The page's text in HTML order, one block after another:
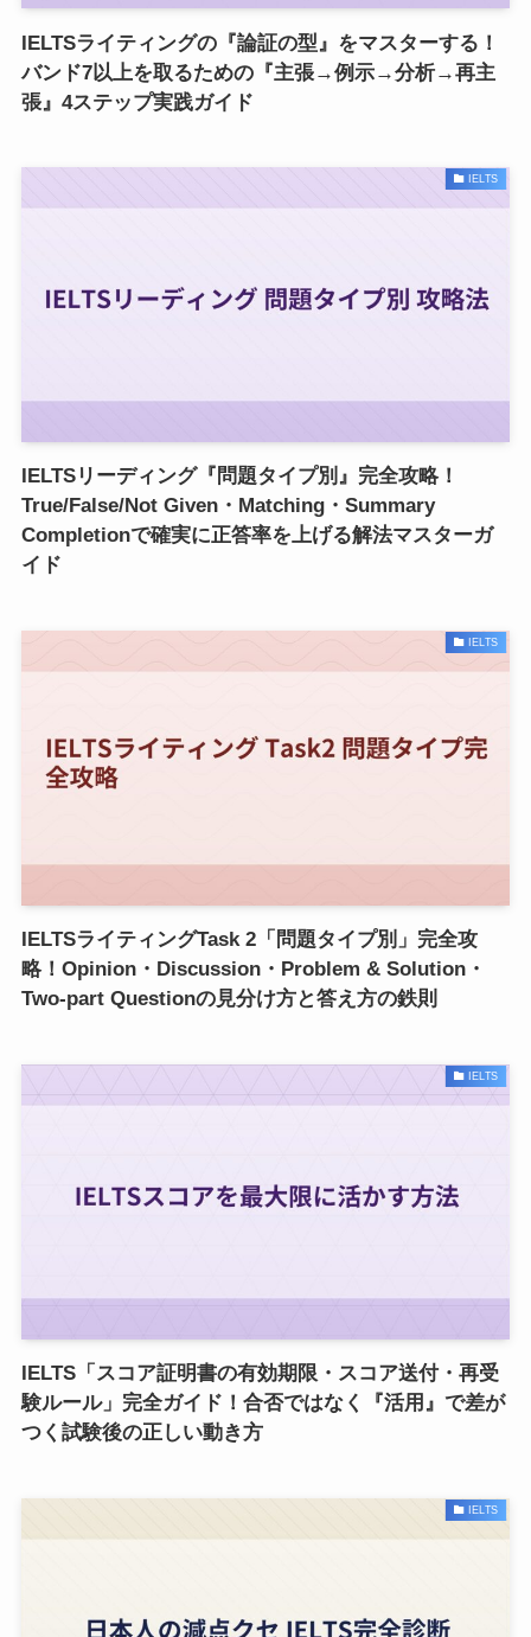
IELTSライティングの『論証の型』をマスターする！
バンド7以上を取るための『主張→例示→分析→再主
張』4ステップ実践ガイド
IELTS
IELTSリーディング『問題タイプ別』完全攻略！
True/False/Not Given・Matching・Summary
Completionで確実に正答率を上げる解法マスターガ
イド
IELTS
IELTSライティングTask 2「問題タイプ別」完全攻
略！Opinion・Discussion・Problem & Solution・
Two-part Questionの見分け方と答え方の鉄則
IELTS
IELTS「スコア証明書の有効期限・スコア送付・再受
験ルール」完全ガイド！合否ではなく『活用』で差が
つく試験後の正しい動き方
IELTS